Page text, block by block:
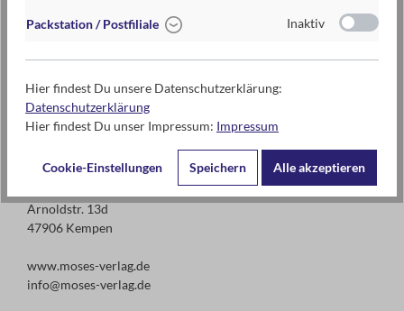
Warnhinweise und weitere Hinweise
Achtung! Nicht geeignet für Kinder unter 3 Jahren.
Erstickungsgefahr wegen verschluckbarer Kleinteile!
Kontaktdaten des Herstellers
Arnoldstr. 13d
47906 Kempen
www.moses-verlag.de
info@moses-verlag.de
Packstation / Postfiliale Inaktiv
Hier findest Du unsere Datenschutzerklärung:
Datenschutzerklärung
Hier findest Du unser Impressum: Impressum
Cookie-Einstellungen Speichern Alle akzeptieren